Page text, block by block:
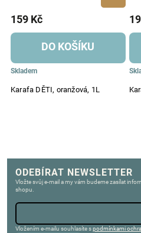
Karafa DĚTI, oranžová, 1L
Skladem
159 Kč
DO KOŠÍKU
ODEBÍRAT NEWSLETTER
Vložte svůj e-mail a my vám budeme zasílat
shopu.
Vložením e-mailu souhlasíte spodmínkami